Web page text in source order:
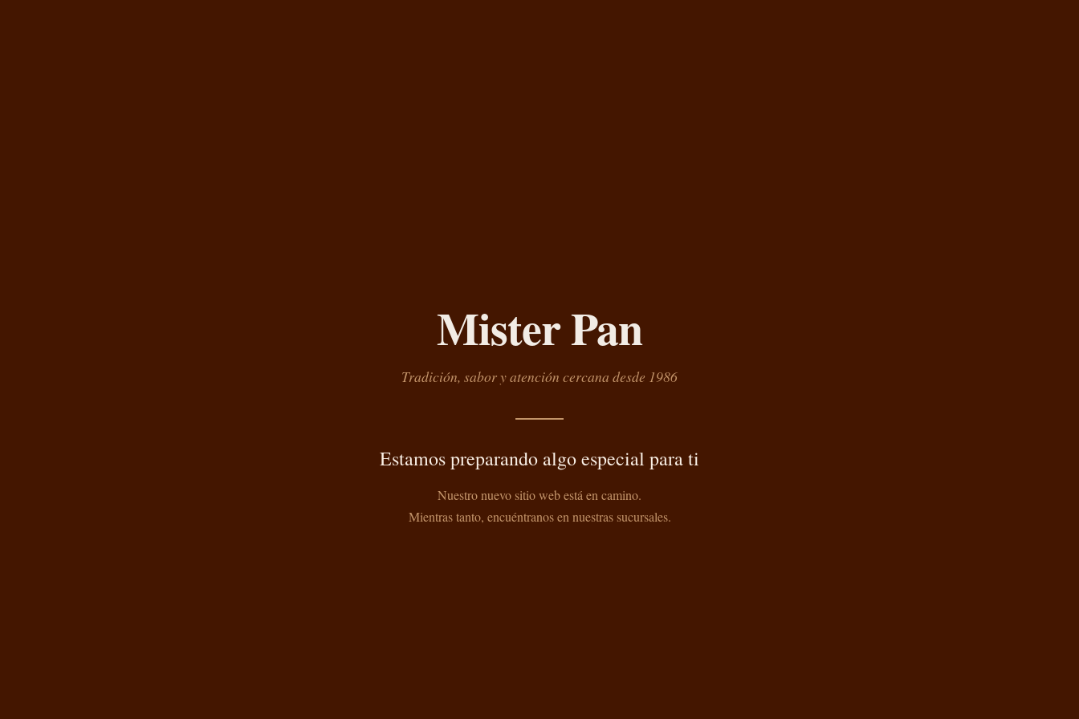
Mister Pan
Tradición, sabor y atención cercana desde 1986
Estamos preparando algo especial para ti
Nuestro nuevo sitio web está en camino.
Mientras tanto, encuéntranos en nuestras sucursales.